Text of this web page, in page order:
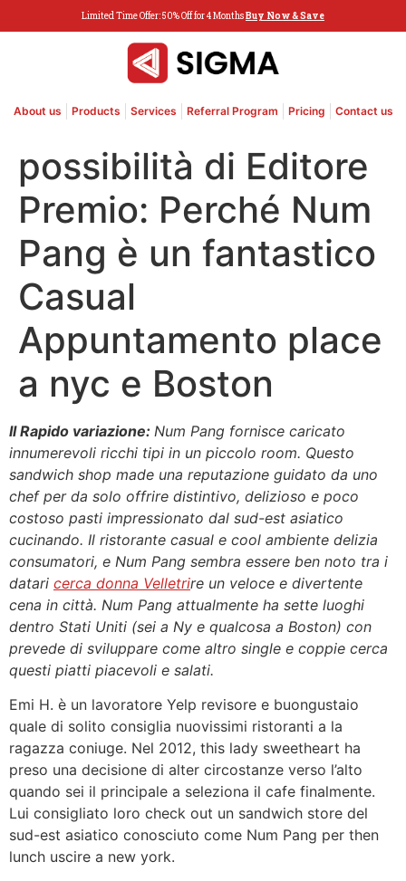
Limited Time Offer: 50% Off for 4 MonthsBuy Now & Save
About us Products Services Referral Program Pricing Contact us
possibilità di Editore
Premio: Perché Num
Pang è un fantastico
Casual
Appuntamento place
a nyc e Boston
Il Rapido variazione: Num Pang fornisce caricato
innumerevoli ricchi tipi in un piccolo room. Questo
sandwich shop made una reputazione guidato da uno
chef per da solo offrire distintivo, delizioso e poco
costoso pasti impressionato dal sud-est asiatico
cucinando. Il ristorante casual e cool ambiente delizia
consumatori, e Num Pang sembra essere ben noto tra i
datari cerca donna Velletrire un veloce e divertente
cena in città. Num Pang attualmente ha sette luoghi
dentro Stati Uniti (sei a Ny e qualcosa a Boston) con
prevede di sviluppare come altro single e coppie cerca
questi piatti piacevoli e salati.
Emi H. è un lavoratore Yelp revisore e buongustaio
quale di solito consiglia nuovissimi ristoranti a la
ragazza coniuge. Nel 2012, this lady sweetheart ha
preso una decisione di alter circostanze verso l’alto
quando sei il principale a seleziona il cafe finalmente.
Lui consigliato loro check out un sandwich store del
sud-est asiatico conosciuto come Num Pang per then
lunch uscire a new york.